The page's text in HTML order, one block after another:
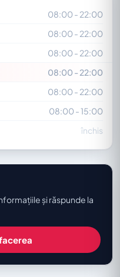
08:00 - 22:00
08:00 - 22:00
08:00 - 22:00
08:00 - 22:00
08:00 - 22:00
08:00 - 15:00
închis
și răspunde la